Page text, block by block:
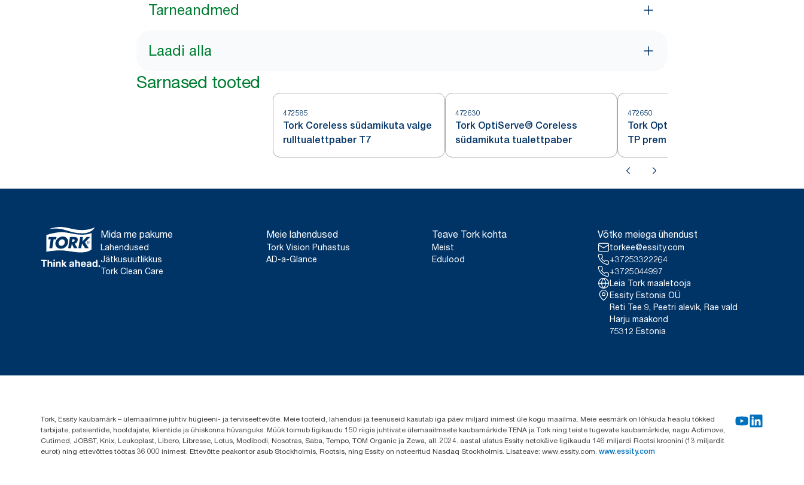
Tarneandmed
Laadi alla
Sarnased tooted
472585
Tork Coreless südamikuta valge
rulltualettpaber T7
472630
Tork OptiServe® Coreless
südamikuta tualettpaber
472650
Tork OptiServe EP südamikuta
TP prem 3-kihiline
Mida me pakume
Lahendused
Jätkusuutlikkus
Tork Clean Care
Meie lahendused
Tork Vision Puhastus
AD-a-Glance
Teave Tork kohta
Meist
Edulood
Võtke meiega ühendust
torkee@essity.com
+37253322264
+3725044997
Leia Tork maaletooja
Essity Estonia OÜ
Reti Tee 9, Peetri alevik, Rae vald
Harju maakond
75312 Estonia
Tork, Essity kaubamärk – ülemaailmne juhtiv hügieeni- ja terviseettevõte. Meie tooteid, lahendusi ja teenuseid kasutab iga päev miljard inimest üle kogu maailma. Meie eesmärk on lõhkuda heaolu tõkked
tarbijate, patsientide, hooldajate, klientide ja ühiskonna hüvanguks. Müük toimub ligikaudu 150 riigis juhtivate ülemaailmsete kaubamärkide TENA ja Tork ning teiste tugevate kaubamärkide, nagu Actimove,
Cutimed, JOBST, Knix, Leukoplast, Libero, Libresse, Lotus, Modibodi, Nosotras, Saba, Tempo, TOM Organic ja Zewa, all. 2024. aastal ulatus Essity netokäive ligikaudu 146 miljardi Rootsi kroonini (13 miljardit
eurot) ning ettevõttes töötas 36 000 inimest. Ettevõtte peakontor asub Stockholmis, Rootsis, ning Essity on noteeritud Nasdaq Stockholmis. Lisateave: www.essity.com. www.essity.com